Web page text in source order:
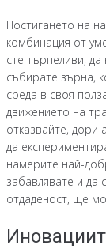
Постигането на
комбинация от
сте търпеливи,
събирате зърна,
среда в своя
движението на
отказвайте, дори
да
намерите най-
забавлявате и да
отдаденост, ще